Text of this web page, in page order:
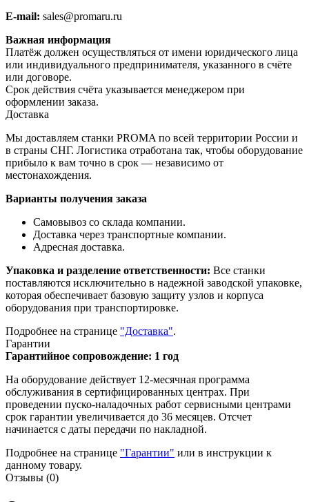
E-mail: sales@promaru.ru
Важная информация
Платёж должен осуществляться от имени юридического лица
или индивидуального предпринимателя, указанного в счёте
или договоре.
Срок действия счёта указывается менеджером при
оформлении заказа.
Доставка
Мы доставляем станки PROMA по всей территории России и
в страны СНГ. Логистика отработана так, чтобы оборудование
прибыло к вам точно в срок — независимо от
местонахождения.
Варианты получения заказа
Самовывоз со склада компании.
Доставка через транспортные компании.
Адресная доставка.
Упаковка и разделение ответственности: Все станки
поставляются исключительно в надежной заводской упаковке,
которая обеспечивает базовую защиту узлов и корпуса
оборудования при транспортировке.
Подробнее на странице "Доставка".
Гарантии
Гарантийное сопровождение: 1 год
На оборудование действует 12-месячная программа
обслуживания в сертифицированных центрах. При
проведении пуско-наладочных работ сервисными центрами
срок гарантии увеличивается до 36 месяцев. Отсчет
начинается с даты передачи по накладной.
Подробнее на странице "Гарантии" или в инструкции к
данному товару.
Отзывы (0)